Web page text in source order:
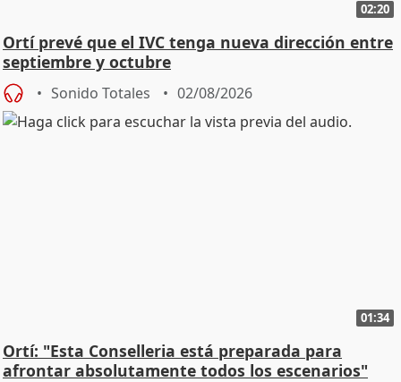
02:20
Ortí prevé que el IVC tenga nueva dirección entre
septiembre y octubre
Sonido Totales 02/08/2026
01:34
Ortí: "Esta Conselleria está preparada para
afrontar absolutamente todos los escenarios"